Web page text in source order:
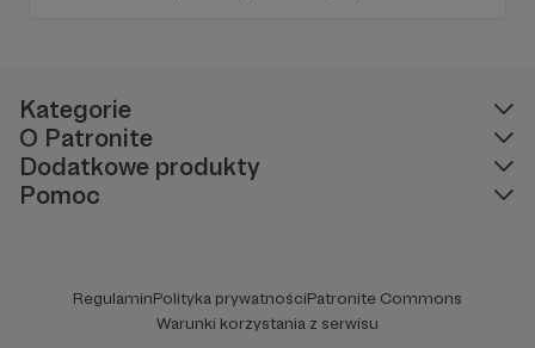
Kategorie
O Patronite
Dodatkowe produkty
Pomoc
RegulaminPolityka prywatnościPatronite Commons
Warunki korzystania z serwisu